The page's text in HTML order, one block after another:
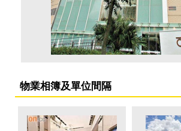
物業相簿及單位間隔